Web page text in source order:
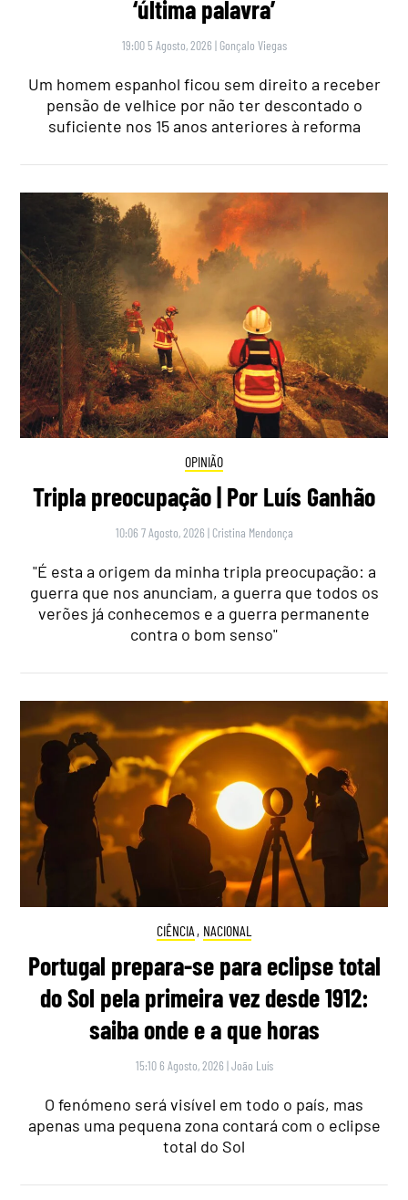
‘última palavra’
19:00 5 Agosto, 2026 | Gonçalo Viegas
Um homem espanhol ficou sem direito a receber
pensão de velhice por não ter descontado o
suficiente nos 15 anos anteriores à reforma
OPINIÃO
Tripla preocupação | Por Luís Ganhão
10:06 7 Agosto, 2026 | Cristina Mendonça
"É esta a origem da minha tripla preocupação: a
guerra que nos anunciam, a guerra que todos os
verões já conhecemos e a guerra permanente
contra o bom senso"
CIÊNCIA , NACIONAL
Portugal prepara-se para eclipse total
do Sol pela primeira vez desde 1912:
saiba onde e a que horas
15:10 6 Agosto, 2026 |João Luís
O fenómeno será visível em todo o país, mas
apenas uma pequena zona contará com o eclipse
total do Sol